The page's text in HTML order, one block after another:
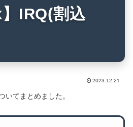
】IRQ(割込
2023.12.21
いてまとめました。